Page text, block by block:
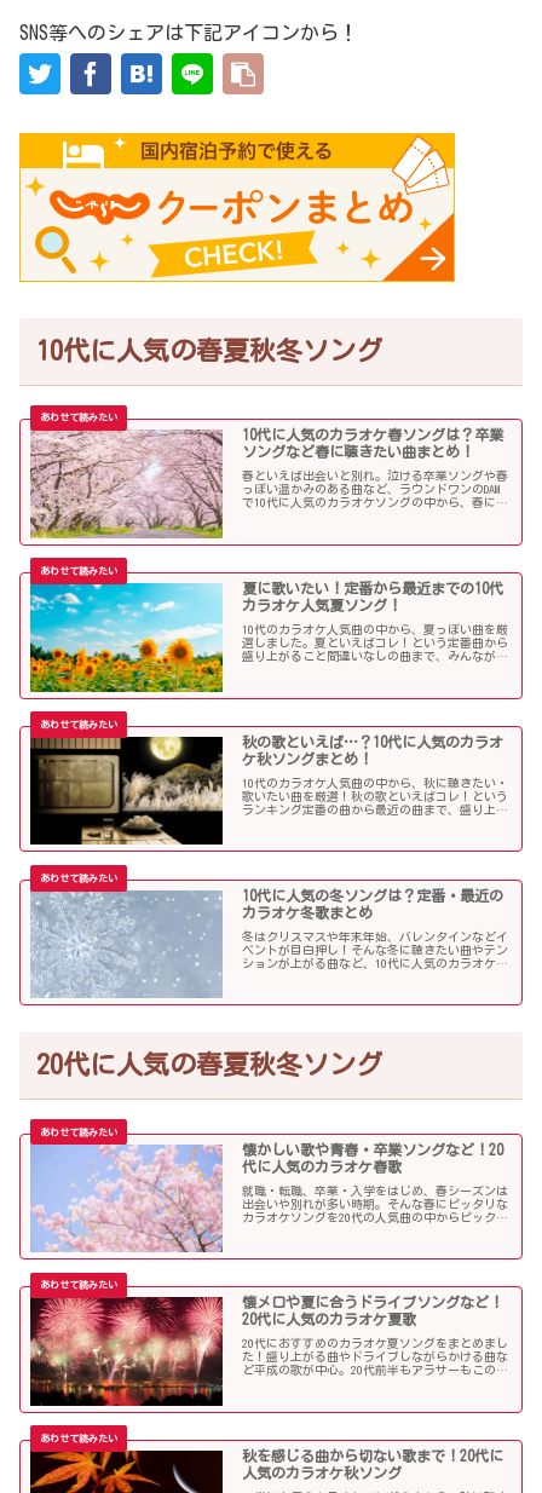
SNS等へのシェアは下記アイコンから！
10代に人気の春夏秋冬ソング
10代に人気のカラオケ春ソングは？卒業
ソングなど春に聴きたい曲まとめ！
春といえば出会いと別れ。泣ける卒業ソングや春
っぽい温かみのある曲など、ラウンドワンのDAM
で10代に人気のカラオケソングの中から、春に聴
夏に歌いたい！定番から最近までの10代
カラオケ人気夏ソング！
10代のカラオケ人気曲の中から、夏っぽい曲を厳
選しました。夏といえばコレ！という定番曲から
盛り上がること間違いなしの曲まで、みんなが選
秋の歌といえば…？10代に人気のカラオ
ケ秋ソングまとめ！
10代のカラオケ人気曲の中から、秋に聴きたい・
歌いたい曲を厳選！秋の歌といえばコレ！という
ランキング定番の曲から最近の曲まで、盛り上が
10代に人気の冬ソングは？定番・最近の
カラオケ冬歌まとめ
冬はクリスマスや年末年始、バレンタインなどイ
ベントが目白押し！そんな冬に聴きたい曲やテン
ションが上がる曲など、10代に人気のカラオケソ
20代に人気の春夏秋冬ソング
懐かしい歌や青春・卒業ソングなど！20
代に人気のカラオケ春歌
就職・転職、卒業・入学をはじめ、春シーズンは
出会いや別れが多い時期。そんな春にピッタリな
カラオケソングを20代の人気曲の中からピックア
懐メロや夏に合うドライブソングなど！
20代に人気のカラオケ夏歌
20代におすすめのカラオケ夏ソングをまとめまし
た！盛り上がる曲やドライブしながらかける曲な
ど平成の歌が中心。20代前半もアラサーもこの曲
秋を感じる曲から切ない歌まで！20代に
人気のカラオケ秋ソング